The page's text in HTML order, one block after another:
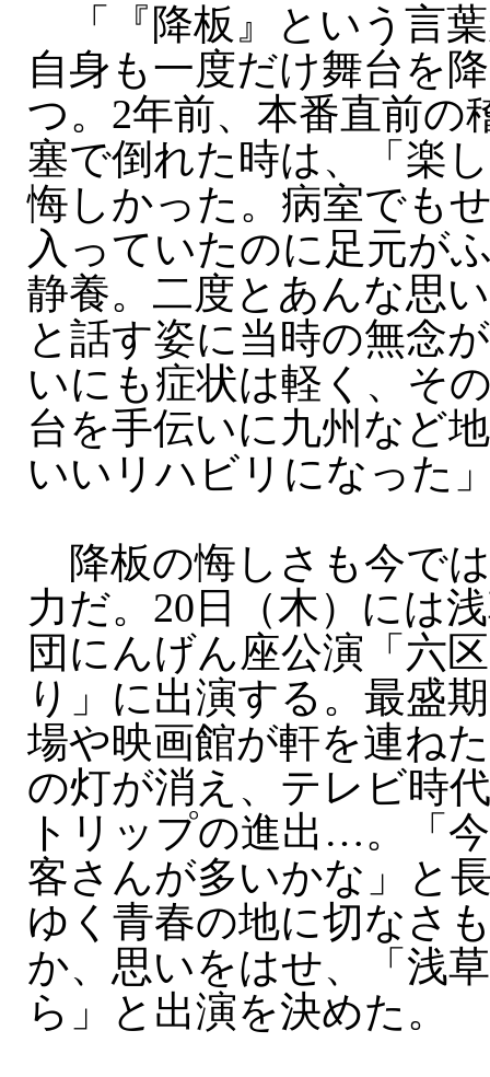
「『降板』という言
自身も一度だけ舞台を
つ。2年前、本番直前の
塞で倒れた時は、「楽
悔しかった。病室でも
入っていたのに足元が
静養。二度とあんな思
と話す姿に当時の無念
いにも症状は軽く、そ
台を手伝いに九州など
いいリハビリになった
降板の悔しさも今で
力だ。20日（木）には
団にんげん座公演「六
り」に出演する。最盛
場や映画館が軒を連ね
の灯が消え、テレビ時
トリップの進出…。「
客さんが多いかな」と
ゆく青春の地に切なさ
か、思いをはせ、「浅
ら」と出演を決めた。